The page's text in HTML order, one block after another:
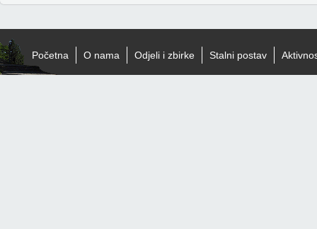
Početna O nama Odjeli i zbirke Stalni postav